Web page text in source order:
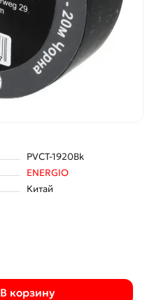
PVCT-1920Bk
ENERGIO
Китай
В корзину